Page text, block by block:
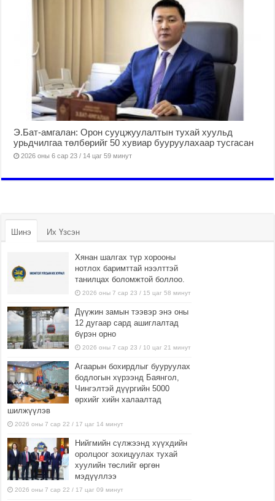
Э.Бат-амгалан: Орон сууцжуулалтын тухай хуульд
урьдчилгаа төлбөрийг 50 хувиар бууруулахаар тусгасан
2026 оны 6 сар 23 / 14 цаг 59 минут
Шинэ Их Үзсэн
Хянан шалгах түр хорооны
нотлох баримттай нээлттэй
танилцах боломжтой боллоо.
2026 оны 7 сар 23 / 15 цаг 58 минут
Дүүжин замын тээвэр энэ оны
12 дугаар сард ашиглалтад
бүрэн орно
2026 оны 7 сар 23 / 10 цаг 21 минут
Агаарын бохирдлыг бууруулах
бодлогын хүрээнд Баянгол,
Чингэлтэй дүүргийн 5000
өрхийг хийн халаалтад
шилжүүлэв
2026 оны 7 сар 22 / 17 цаг 14 минут
Нийгмийн сүлжээнд хүүхдийн
оролцоог зохицуулах тухай
хуулийн төслийг өргөн
мэдүүллээ
2026 оны 7 сар 22 / 17 цаг 09 минут